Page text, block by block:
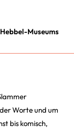
Museums
Worte und um
bis komisch,